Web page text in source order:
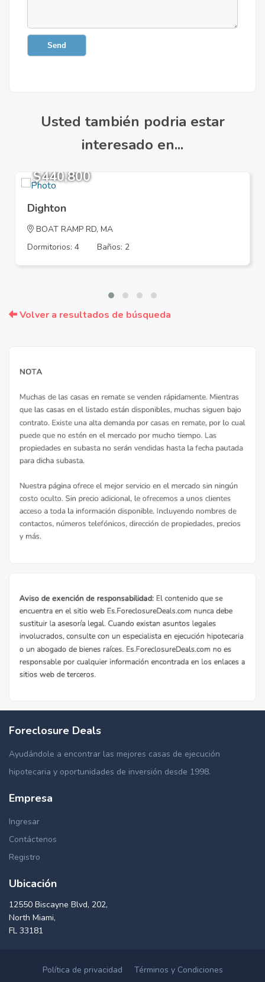
Send
Usted también podria estar
interesado en...
$440,800
Dighton
BOAT RAMP RD, MA
Dormitorios: 4
Baños: 2
Volver a resultados de búsqueda
Foreclosure Deals
Ayudándole a encontrar las mejores casas de ejecución
hipotecaria y oportunidades de inversión desde 1998.
Empresa
Ingresar
Contáctenos
Registro
Ubicación
12550 Biscayne Blvd, 202,
North Miami,
FL 33181
Política de privacidad
Términos y Condiciones